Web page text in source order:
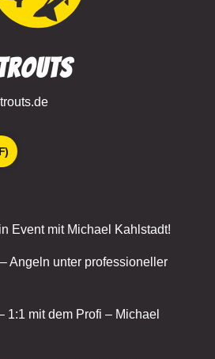
Event mit Michael Kahlstadt!
– Angeln unter professioneller
1:1 mit dem Profi – Michael